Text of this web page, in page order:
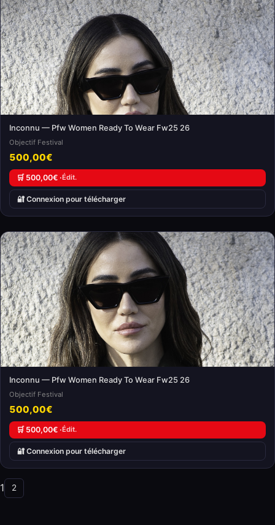
Inconnu — Pfw Women Ready To Wear Fw25 26
Objectif Festival
500,00€
🛒 500,00€ ·Édit.
🔐 Connexion pour télécharger
Inconnu — Pfw Women Ready To Wear Fw25 26
Objectif Festival
500,00€
🛒 500,00€ ·Édit.
🔐 Connexion pour télécharger
1 2